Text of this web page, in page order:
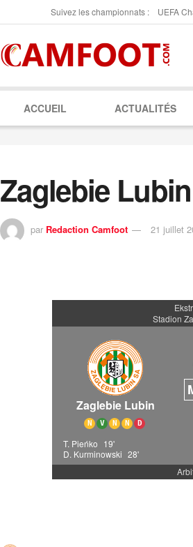
Suivez les championnats : UEFA
ACCUEIL ACTUALITÉS
Zaglebie
par Redaction Camfoot 21 juillet
Stadion
Zaglebie Lubin
N V N N D
T. Pieńko 19'
D. Kurminowski 28'